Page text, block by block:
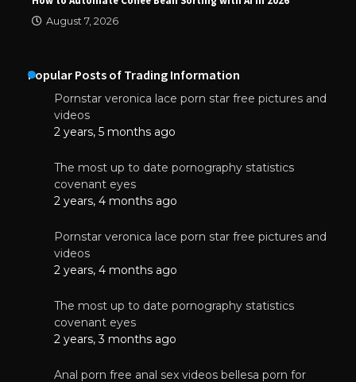
August 7, 2026
Popular Posts of Trading Information
Pornstar veronica lace porn star free pictures and
videos
2 years, 5 months ago
The most up to date pornography statistics
covenant eyes
2 years, 4 months ago
Pornstar veronica lace porn star free pictures and
videos
2 years, 4 months ago
The most up to date pornography statistics
covenant eyes
2 years, 3 months ago
Anal porn free anal sex videos bellesa porn for